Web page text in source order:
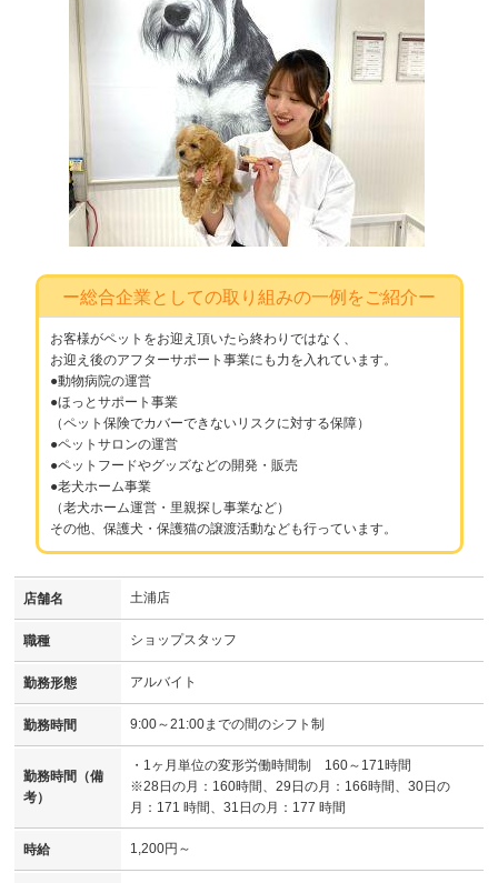
ー総合企業としての取り組みの一例をご紹介ー
お客様がペットをお迎え頂いたら終わりではなく、
お迎え後のアフターサポート事業にも力を入れています。
●動物病院の運営
●ほっとサポート事業
（ペット保険でカバーできないリスクに対する保障）
●ペットサロンの運営
●ペットフードやグッズなどの開発・販売
●老犬ホーム事業
（老犬ホーム運営・里親探し事業など）
その他、保護犬・保護猫の譲渡活動なども行っています。
店舗名 土浦店
職種 ショップスタッフ
勤務形態 アルバイト
勤務時間 9:00～21:00までの間のシフト制
勤務時間（備
考）
・1ヶ月単位の変形労働時間制 160～171時間
※28日の月：160時間、29日の月：166時間、30日の
月：171 時間、31日の月：177 時間
時給 1,200円～